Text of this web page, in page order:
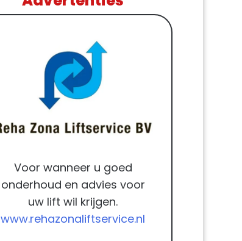
Voor wanneer u goed
onderhoud en advies voor
uw lift wil krijgen.
www.rehazonaliftservice.nl